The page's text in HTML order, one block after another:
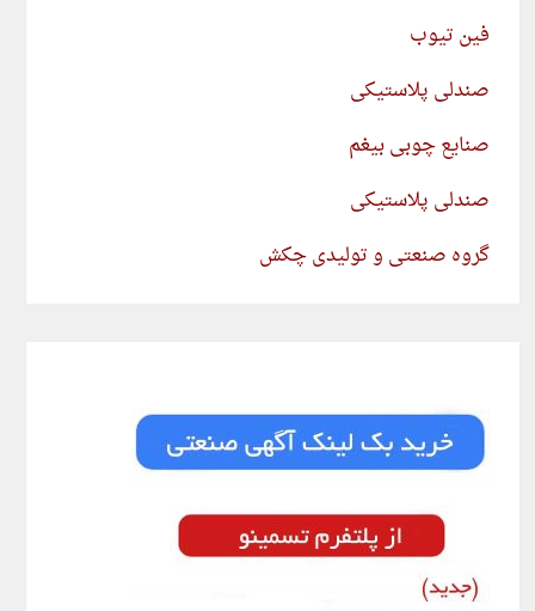
فین تیوب
صندلی پلاستیکی
صنایع چوبی بیغم
صندلی پلاستیکی
گروه صنعتی و تولیدی چکش